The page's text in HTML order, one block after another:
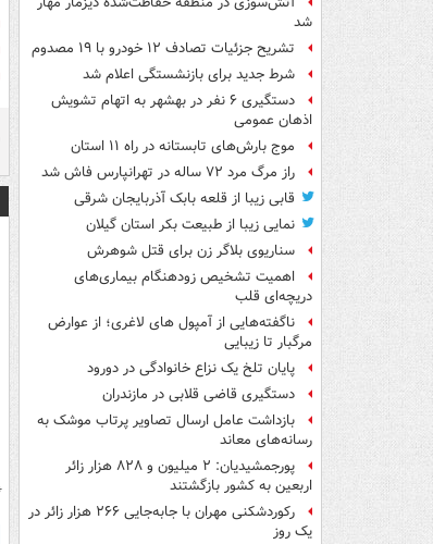
شد
تشریح جزئیات تصادف ۱۲ خودرو با ۱۹ مصدوم
شرط جدید برای بازنشستگی اعلام شد
دستگیری ۶ نفر در بهشهر به اتهام تشویش
اذهان عمومی
موج بارش‌های تابستانه در راه ۱۱ استان
راز مرگ مرد ۷۲ ساله در تهرانپارس فاش شد
قابی زیبا از قلعه بابک آذربایجان شرقی
نمایی زیبا از طبیعت بکر استان گیلان
سناریوی بلاگر زن برای قتل شوهرش
اهمیت تشخیص زودهنگام بیماری‌های
دریچه‌ای قلب
ناگفته‌هایی از آمپول های لاغری؛ از عوارض
مرگبار تا زیبایی
پایان تلخ یک نزاع خانوادگی در دورود
دستگیری قاضی قلابی در مازندران
بازداشت عامل ارسال تصاویر پرتاب موشک به
رسانه‌های معاند
پورجمشیدیان: ۲ میلیون و ۸۲۸ هزار زائر
اربعین به کشور بازگشتند
رکوردشکنی مهران با جابه‌جایی ۲۶۶ هزار زائر در
یک روز